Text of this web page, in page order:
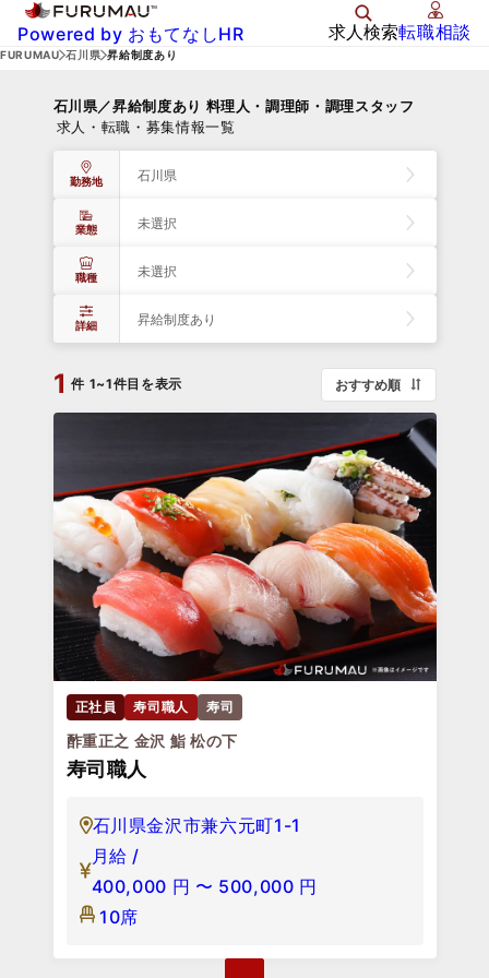
Powered by おもてなしHR 求人検索転職相談
FURUMAU 石川県 昇給制度あり
石川県／昇給制度あり 料理人・調理師・調理スタッフ
求人・転職・募集情報一覧
勤務地 石川県
業態 未選択
職種 未選択
詳細 昇給制度あり
1 件 1~1件目を表示 おすすめ順
正社員 寿司職人 寿司
酢重正之 金沢 鮨 松の下
寿司職人
石川県金沢市兼六元町1-1
月給 /
400,000 円 〜 500,000 円
10席